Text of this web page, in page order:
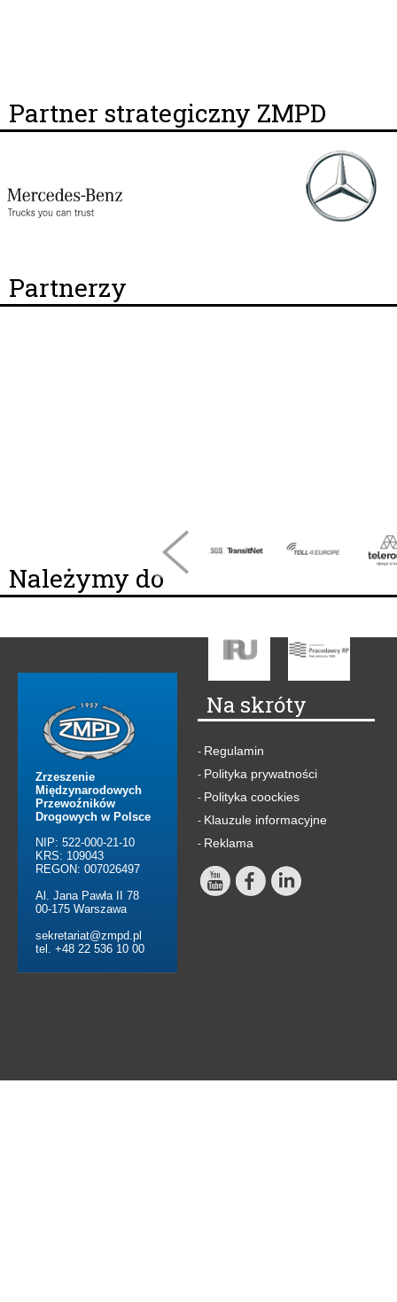
Partner strategiczny ZMPD
Partnerzy
Należymy do
Zrzeszenie
Międzynarodowych
Przewoźników
Drogowych w Polsce
NIP: 522-000-21-10
KRS: 109043
REGON: 007026497
Al. Jana Pawła II 78
00-175 Warszawa
sekretariat@zmpd.pl
tel. +48 22 536 10 00
Na skróty
- Regulamin
- Polityka prywatności
- Polityka coockies
- Klauzule informacyjne
- Reklama